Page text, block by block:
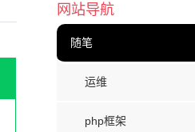
网站导航
随笔
运维
php框架